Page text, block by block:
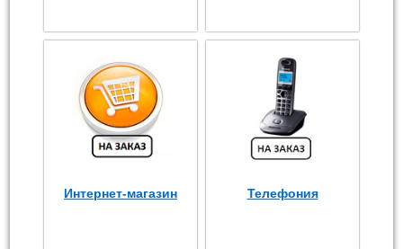
Интернет-магазин Телефония